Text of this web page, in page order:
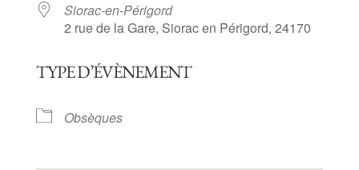
Siorac-en-Périgord
2 rue de la Gare, Siorac en Périgord, 24170
TYPE D’ÉVÈNEMENT
Obsèques